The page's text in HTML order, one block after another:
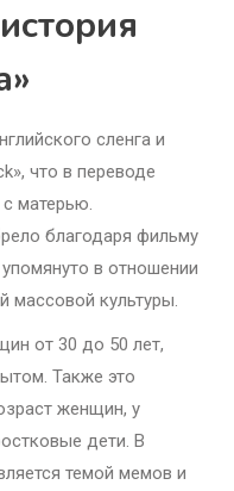
сленга и
что в переводе
матерью.
благодаря фильму
в отношении
массовой культуры.
от 30 до 50 лет,
Также это
женщин, у
дети. В
темой мемов и